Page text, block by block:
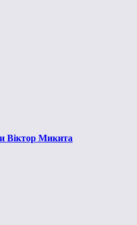
Віктор Микита